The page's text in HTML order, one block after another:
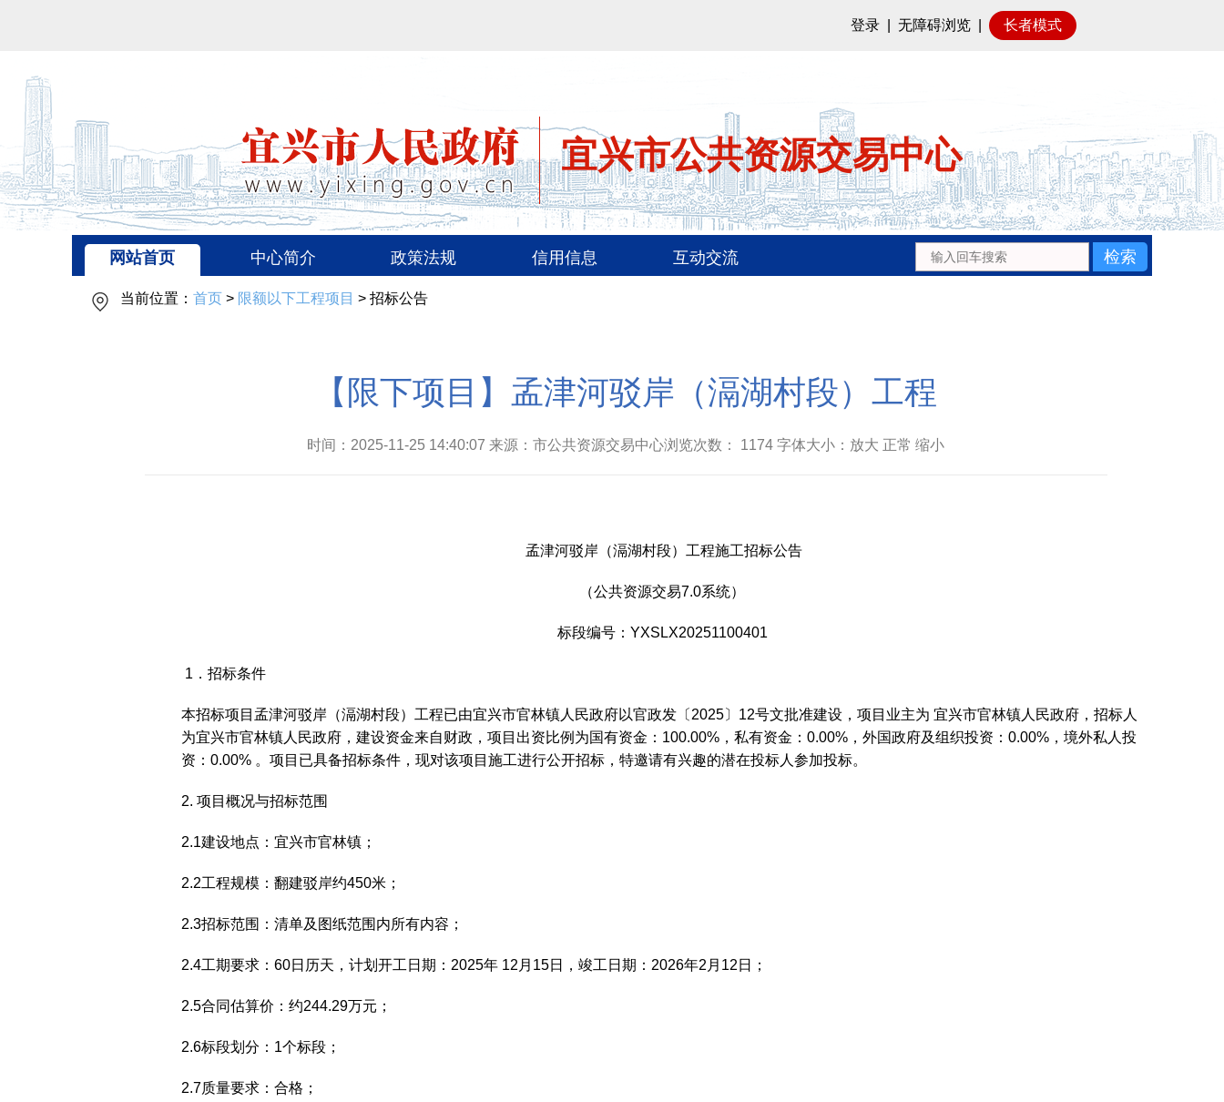
登录 无障碍浏览 长者模式
宜兴市公共资源交易中心
网站首页 中心简介 政策法规 信用信息 互动交流
当前位置： 首页> 限额以下工程项目 > 招标公告
【限下项目】孟津河驳岸（滆湖村段）工程
时间：2025-11-25 14:40:07 来源：市公共资源交易中心浏览次数： 1174 字体大小：放大 正常 缩小
孟津河驳岸（滆湖村段）工程施工招标公告
（公共资源交易7.0系统）
标段编号：YXSLX20251100401
1．招标条件
本招标项目孟津河驳岸（滆湖村段）工程已由宜兴市官林镇人民政府以官政发〔2025〕12号文批准建设，项目业主为 宜兴市官林镇人民政府，招标人
为宜兴市官林镇人民政府，建设资金来自财政，项目出资比例为国有资金：100.00%，私有资金：0.00%，外国政府及组织投资：0.00%，境外私人投
资：0.00% 。项目已具备招标条件，现对该项目施工进行公开招标，特邀请有兴趣的潜在投标人参加投标。
2. 项目概况与招标范围
2.1建设地点：宜兴市官林镇；
2.2工程规模：翻建驳岸约450米；
2.3招标范围：清单及图纸范围内所有内容；
2.4工期要求：60日历天，计划开工日期：2025年 12月15日，竣工日期：2026年2月12日；
2.5合同估算价：约244.29万元；
2.6标段划分：1个标段；
2.7质量要求：合格；